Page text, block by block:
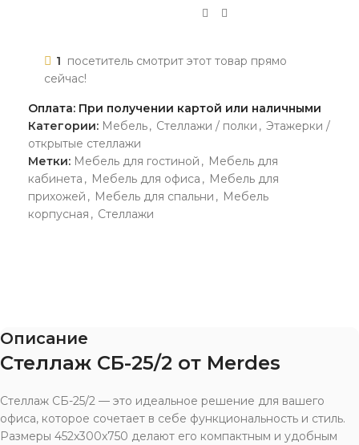
1 посетитель смотрит этот товар прямо
сейчас!
Оплата: При получении картой или наличными
Категории: Мебель, Стеллажи / полки , Этажерки /
открытые стеллажи
Метки: Мебель для гостиной , Мебель для
кабинета , Мебель для офиса , Мебель для
прихожей , Мебель для спальни , Мебель
корпусная , Стеллажи
Описание
Стеллаж СБ-25/2 от Merdes
Стеллаж СБ-25/2 — это идеальное решение для вашего
офиса, которое сочетает в себе функциональность и стиль.
Размеры 452x300x750 делают его компактным и удобным